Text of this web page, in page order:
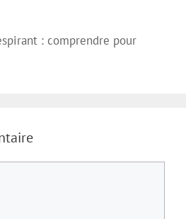
: comprendre pour